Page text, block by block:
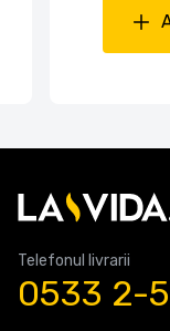
Telefonul livrarii
0533 2-